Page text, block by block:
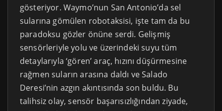
gösteriyor. Waymo’nun San Antonio’da sel
sularına gömülen robotaksisi, işte tam da bu
paradoksu gözler önüne serdi. Gelişmiş
sensörleriyle yolu ve üzerindeki suyu tüm
detaylarıyla ‘gören’ araç, hızını düşürmesine
rağmen suların arasına daldı ve Salado
Deresi’nin azgın akıntısında son buldu. Bu
talihsiz olay, sensör başarısızlığından ziyade,